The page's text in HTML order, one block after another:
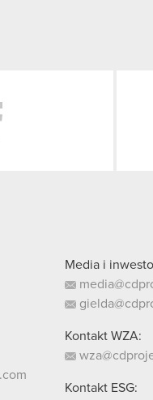
Media i
Kontakt WZA:
Kontakt ESG: